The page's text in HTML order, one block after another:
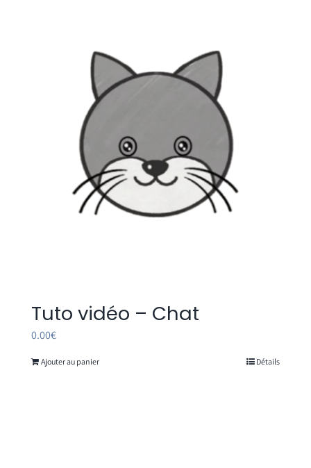
Tuto vidéo – Chat
0.00€
Ajouter au panier Détails